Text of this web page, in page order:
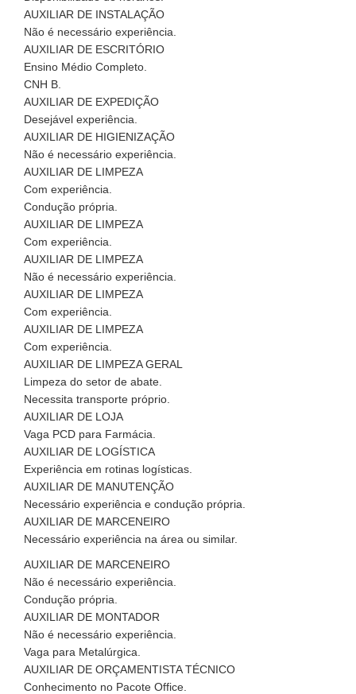
AUXILIAR DE INSTALAÇÃO
Não é necessário experiência.
AUXILIAR DE ESCRITÓRIO
Ensino Médio Completo.
CNH B.
AUXILIAR DE EXPEDIÇÃO
Desejável experiência.
AUXILIAR DE HIGIENIZAÇÃO
Não é necessário experiência.
AUXILIAR DE LIMPEZA
Com experiência.
Condução própria.
AUXILIAR DE LIMPEZA
Com experiência.
AUXILIAR DE LIMPEZA
Não é necessário experiência.
AUXILIAR DE LIMPEZA
Com experiência.
AUXILIAR DE LIMPEZA
Com experiência.
AUXILIAR DE LIMPEZA GERAL
Limpeza do setor de abate.
Necessita transporte próprio.
AUXILIAR DE LOJA
Vaga PCD para Farmácia.
AUXILIAR DE LOGÍSTICA
Experiência em rotinas logísticas.
AUXILIAR DE MANUTENÇÃO
Necessário experiência e condução própria.
AUXILIAR DE MARCENEIRO
Necessário experiência na área ou similar.
AUXILIAR DE MARCENEIRO
Não é necessário experiência.
Condução própria.
AUXILIAR DE MONTADOR
Não é necessário experiência.
Vaga para Metalúrgica.
AUXILIAR DE ORÇAMENTISTA TÉCNICO
Conhecimento no Pacote Office.